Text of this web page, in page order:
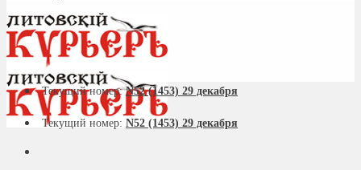
Текущий номер:N52 (1453) 29 декабря
Текущий номер: N52 (1453) 29 декабря